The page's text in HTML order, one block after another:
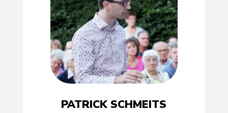
PATRICK SCHMEITS